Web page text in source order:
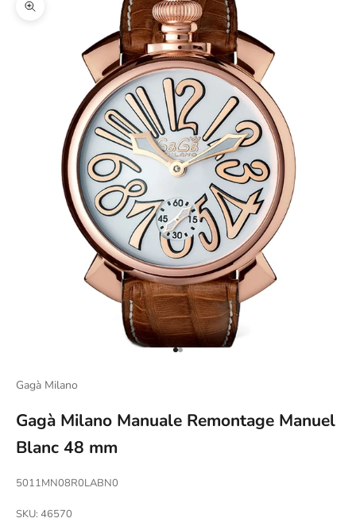
Zoomer sur l'image
Aller à l'élément 1
Aller à l'élément 2
Gagà Milano
Gagà Milano Manuale Remontage Manuel
Blanc 48 mm
5011MN08R0LABN0
SKU: 46570